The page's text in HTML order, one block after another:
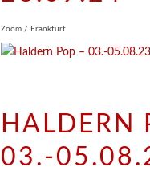
Zoom / Frankfurt
HALDERN
03.-